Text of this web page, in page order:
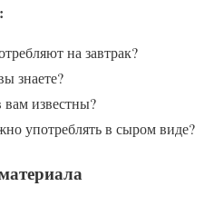
на завтрак?
знаете?
известны?
употреблять в сыром виде?